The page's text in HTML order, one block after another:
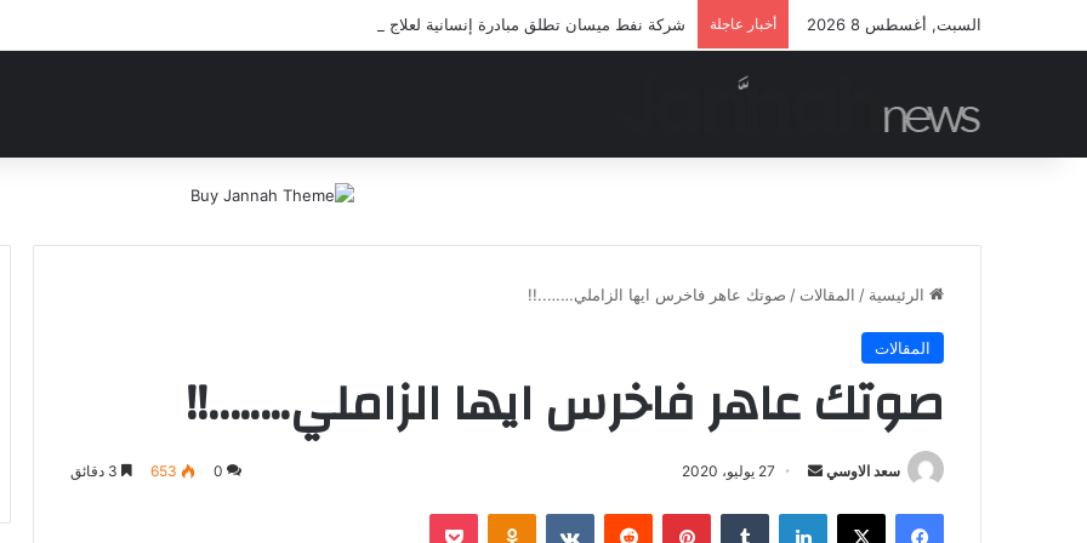
السبت, أغسطس 8 2026 أخبار عاجلة شركة نفط ميسان تطلق مبادرة إنسانية لعلاج أيتام مدرسة كافل اليتيم
الرئيسية / المقالات / صوتك عاهر فاخرس ايها الزاملي……..!!
المقالات
صوتك عاهر فاخرس ايها الزاملي……..!!
سعد الاوسي
أرسل
إلكترونيا
27 يوليو، 2020 0
653
فيسبوك ‫X لينكدإن بينتيريست Odnoklassniki
‫Pocket